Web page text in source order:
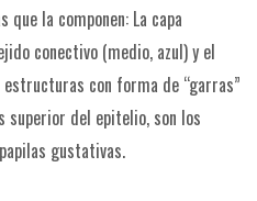
la componen: La capa
conectivo (medio, azul) y el
con forma de “garras”
superior del epitelio, son los
gustativas.